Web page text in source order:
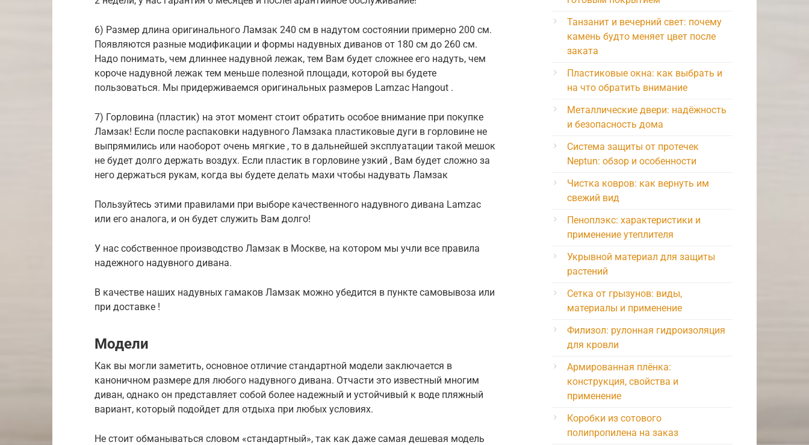
6) Размер длина оригинального Ламзак 240 см в надутом состоянии примерно 200 см.
Появляются разные модификации и формы надувных диванов от 180 см до 260 см.
Надо понимать, чем длиннее надувной лежак, тем Вам будет сложнее его надуть, чем
короче надувной лежак тем меньше полезной площади, которой вы будете
пользоваться. Мы придерживаемся оригинальных размеров Lamzac Hangout .
7) Горловина (пластик) на этот момент стоит обратить особое внимание при покупке
Ламзак! Если после распаковки надувного Ламзака пластиковые дуги в горловине не
выпрямились или наоборот очень мягкие , то в дальнейшей эксплуатации такой мешок
не будет долго держать воздух. Если пластик в горловине узкий , Вам будет сложно за
него держаться рукам, когда вы будете делать махи чтобы надувать Ламзак
Пользуйтесь этими правилами при выборе качественного надувного дивана Lamzac
или его аналога, и он будет служить Вам долго!
У нас собственное производство Ламзак в Москве, на котором мы учли все правила
надежного надувного дивана.
В качестве наших надувных гамаков Ламзак можно убедится в пункте самовывоза или
при доставке !
Модели
Как вы могли заметить, основное отличие стандартной модели заключается в
каноничном размере для любого надувного дивана. Отчасти это известный многим
диван, однако он представляет собой более надежный и устойчивый к воде пляжный
вариант, который подойдет для отдыха при любых условиях.
Не стоит обманываться словом «стандартный», так как даже самая дешевая модель
Танзанит и вечерний свет: почему
камень будто меняет цвет после
заката
Пластиковые окна: как выбрать и
на что обратить внимание
Металлические двери: надёжность
и безопасность дома
Система защиты от протечек
Neptun: обзор и особенности
Чистка ковров: как вернуть им
свежий вид
Пеноплэкс: характеристики и
применение утеплителя
Укрывной материал для защиты
растений
Сетка от грызунов: виды,
материалы и применение
Филизол: рулонная гидроизоляция
для кровли
Армированная плёнка:
конструкция, свойства и
применение
Коробки из сотового
полипропилена на заказ